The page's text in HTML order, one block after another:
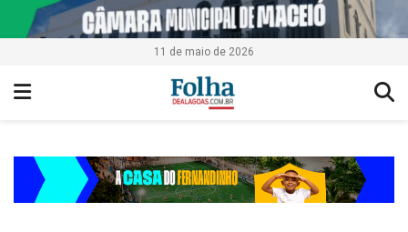
11 de maio de 2026